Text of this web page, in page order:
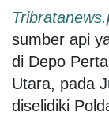
sumber api
di Depo
Utara, pada
diselidiki